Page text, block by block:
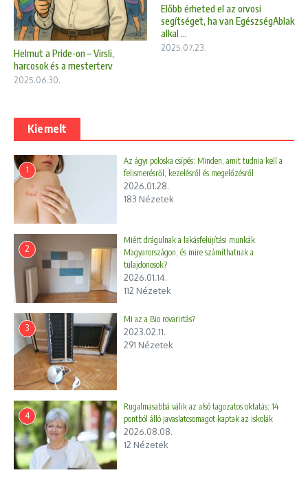
Helmut a Pride-on – Virsli,
harcosok és a mesterterv
2025.06.30.
Előbb érheted el az orvosi
segítséget, ha van EgészségAblak
alkal ...
2025.07.23.
Kiemelt
1
Az ágyi poloska csípés: Minden, amit tudnia kell a
felismerésről, kezelésről és megelőzésről
2026.01.28.
183 Nézetek
2
Miért drágulnak a lakásfelújítási munkák
Magyarországon, és mire számíthatnak a
tulajdonosok?
2026.01.14.
112 Nézetek
3
Mi az a Bio rovarirtás?
2023.02.11.
291 Nézetek
4
Rugalmasabbá válik az alsó tagozatos oktatás: 14
pontból álló javaslatcsomagot kaptak az iskolák
2026.08.08.
12 Nézetek